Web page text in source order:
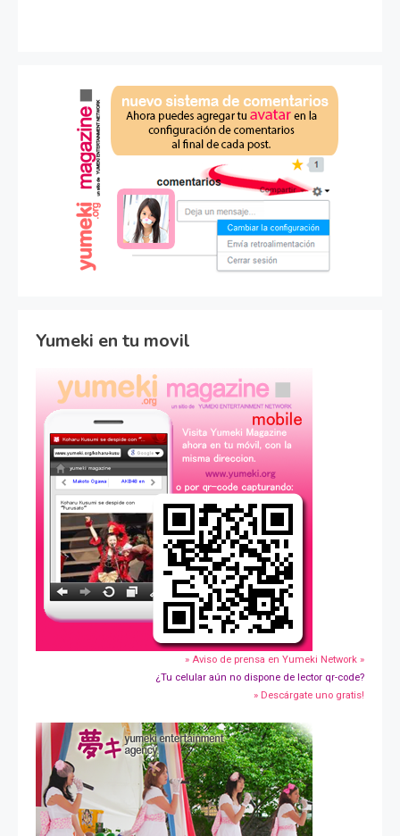
Yumeki en tu movil
» Aviso de prensa en Yumeki Network »
¿Tu celular aún no dispone de lector qr-code?
» Descárgate uno gratis!